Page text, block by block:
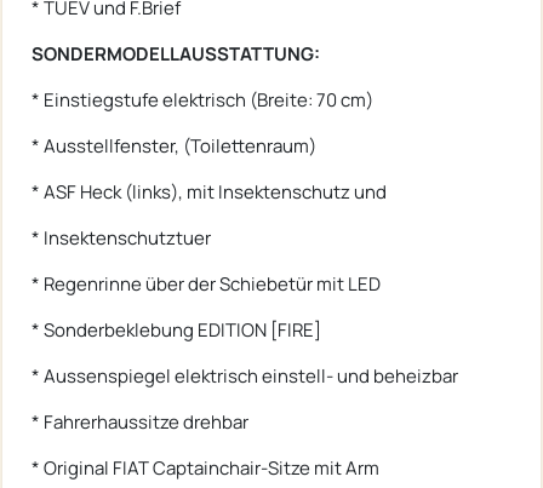
* TUEV und F.Brief
SONDERMODELLAUSSTATTUNG:
* Einstiegstufe elektrisch (Breite: 70 cm)
* Ausstellfenster, (Toilettenraum)
* ASF Heck (links), mit Insektenschutz und
* Insektenschutztuer
* Regenrinne über der Schiebetür mit LED
* Sonderbeklebung EDITION [FIRE]
* Aussenspiegel elektrisch einstell- und beheizbar
* Fahrerhaussitze drehbar
* Original FIAT Captainchair-Sitze mit Arm